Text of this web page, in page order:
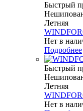
Быстрый
Летняя
Нет в
Подробнее
Быстрый
Летняя
Нет в